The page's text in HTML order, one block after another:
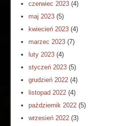
czerwiec 2023 (4)
maj 2023 (5)
kwiecień 2023 (4)
marzec 2023 (7)
luty 2023 (4)
styczeń 2023 (5)
grudzień 2022 (4)
listopad 2022 (4)
październik 2022 (5)
wrzesień 2022 (3)